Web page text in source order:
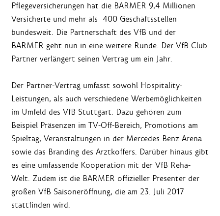
Pflegeversicherungen hat die BARMER 9,4 Millionen
Versicherte und mehr als 400 Geschäftsstellen
bundesweit. Die Partnerschaft des VfB und der
BARMER geht nun in eine weitere Runde. Der VfB Club
Partner verlängert seinen Vertrag um ein Jahr.
Der Partner-Vertrag umfasst sowohl Hospitality-
Leistungen, als auch verschiedene Werbemöglichkeiten
im Umfeld des VfB Stuttgart. Dazu gehören zum
Beispiel Präsenzen im TV-Off-Bereich, Promotions am
Spieltag, Veranstaltungen in der Mercedes-Benz Arena
sowie das Branding des Arztkoffers. Darüber hinaus gibt
es eine umfassende Kooperation mit der VfB Reha-
Welt. Zudem ist die BARMER offizieller Presenter der
großen VfB Saisoneröffnung, die am 23. Juli 2017
stattfinden wird.